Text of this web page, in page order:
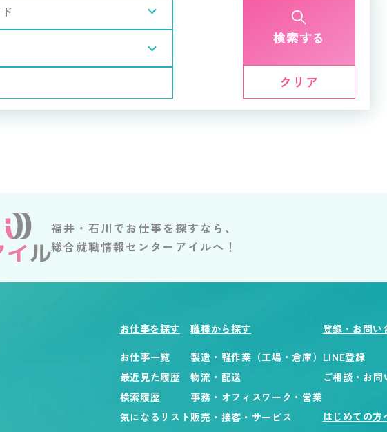
検索する
クリア
福井・石川でお仕事を探すなら、
総合就職情報センターアイルへ！
お仕事を探す
お仕事一覧
最近見た履歴
検索履歴
気になるリスト
職種から探す
製造・軽作業（工場・倉庫）
物流・配送
事務・オフィスワーク・営業
販売・接客・サービス
登録・お問い
LINE登録
ご相談・お問
はじめての方